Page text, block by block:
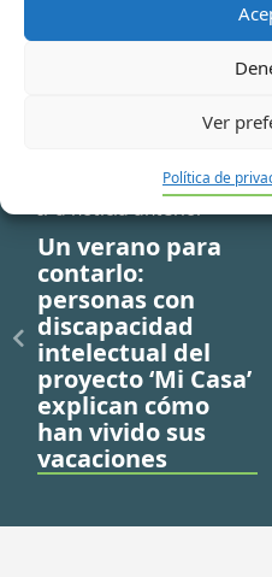
Ver
Política de
Ir a noticia anterior
Un verano para
contarlo:
personas con
discapacidad
intelectual del
proyecto ‘Mi Casa’
explican cómo
han vivido sus
vacaciones